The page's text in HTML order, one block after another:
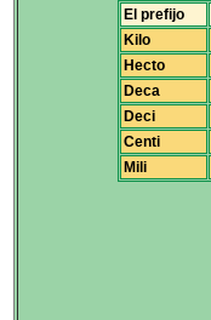
El prefijo
Kilo
Hecto
Deca
Deci
Centi
Mili